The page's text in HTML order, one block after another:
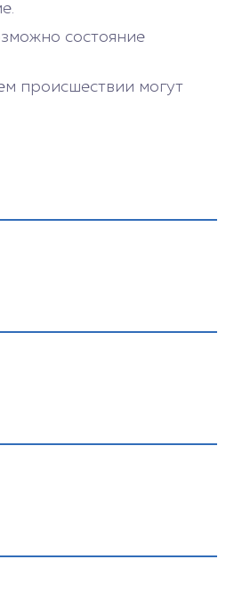
состояние
происшествии могут
осложнений
не требуются
пройти курс